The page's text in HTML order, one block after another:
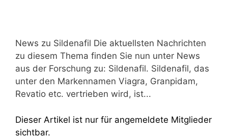
News zu Sildenafil Die aktuellsten Nachrichten
zu diesem Thema finden Sie nun unter News
aus der Forschung zu: Sildenafil. Sildenafil, das
unter den Markennamen Viagra, Granpidam,
Revatio etc. vertrieben wird, ist...
Dieser Artikel ist nur für angemeldete Mitglieder
sichtbar.